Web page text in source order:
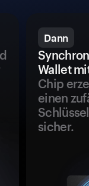
Dann
Wallet
Chip
einen
sicher.